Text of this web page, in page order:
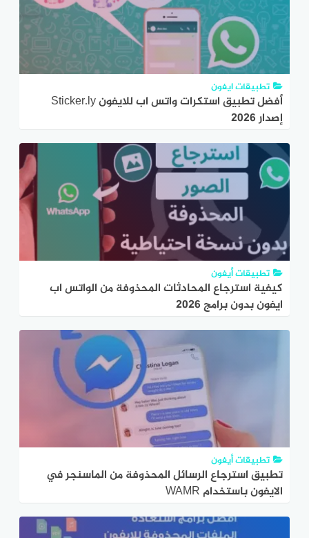
تطبيقات ايفون
أفضل تطبيق استكرات واتس اب للايفون Sticker.ly
إصدار 2026
تطبيقات أيفون
كيفية استرجاع المحادثات المحذوفة من الواتس اب
ايفون بدون برامج 2026
تطبيقات أيفون
تطبيق استرجاع الرسائل المحذوفة من الماسنجر في
الايفون باستخدام WAMR